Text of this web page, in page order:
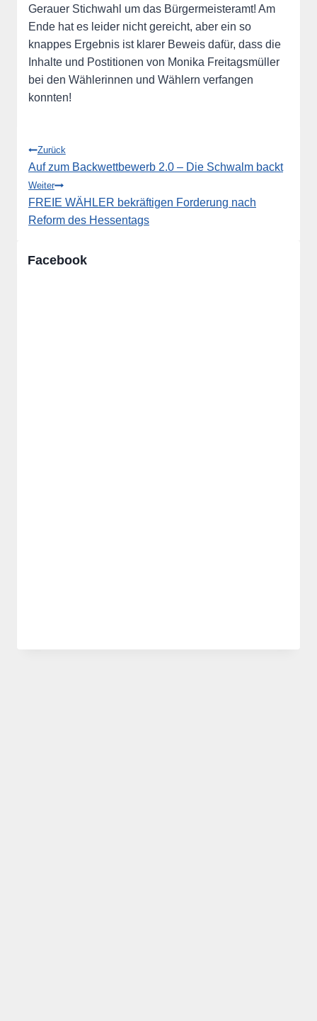
Gerauer Stichwahl um das Bürgermeisteramt! Am
Ende hat es leider nicht gereicht, aber ein so
knappes Ergebnis ist klarer Beweis dafür, dass die
Inhalte und Postitionen von Monika Freitagsmüller
bei den Wählerinnen und Wählern verfangen
konnten!
Beitragsnavigation
Zurück
Auf zum Backwettbewerb 2.0 – Die Schwalm backt
Weiter
FREIE WÄHLER bekräftigen Forderung nach
Reform des Hessentags
Facebook